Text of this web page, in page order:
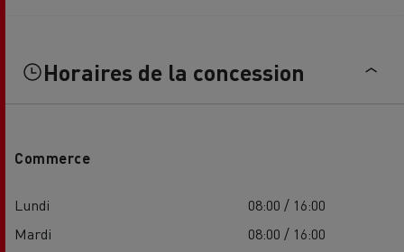
Horaires de la concession
Commerce
Lundi
08:00 / 16:00
Mardi
08:00 / 16:00